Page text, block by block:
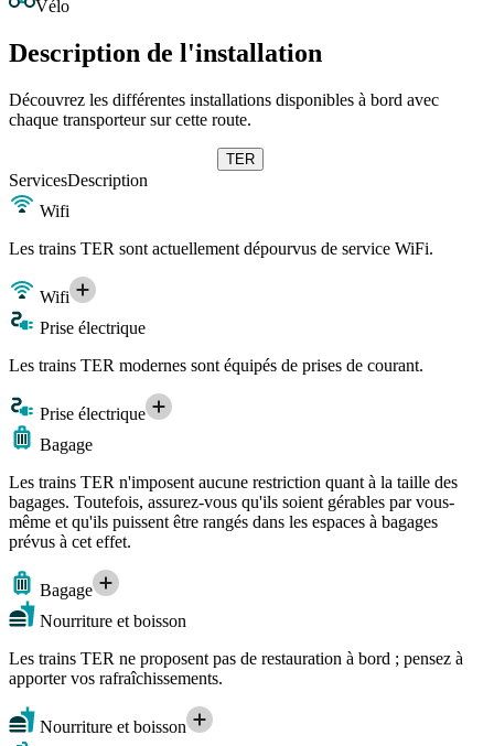
Vélo
Description de l'installation
Découvrez les différentes installations disponibles à bord avec
chaque transporteur sur cette route.
TER
ServicesDescription
Wifi
Les trains TER sont actuellement dépourvus de service WiFi.
Wifi
Prise électrique
Les trains TER modernes sont équipés de prises de courant.
Prise électrique
Bagage
Les trains TER n'imposent aucune restriction quant à la taille des
bagages. Toutefois, assurez-vous qu'ils soient gérables par vous-
même et qu'ils puissent être rangés dans les espaces à bagages
prévus à cet effet.
Bagage
Nourriture et boisson
Les trains TER ne proposent pas de restauration à bord ; pensez à
apporter vos rafraîchissements.
Nourriture et boisson